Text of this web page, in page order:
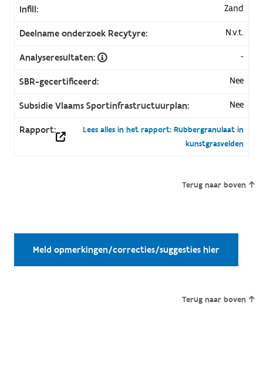
Infill: Zand
Deelname onderzoek Recytyre: N.v.t.
Analyseresultaten: -
SBR-gecertificeerd: Nee
Subsidie Vlaams Sportinfrastructuurplan: Nee
Rapport:
Lees alles in het rapport: Rubbergranulaat in
kunstgrasvelden
Terug naar boven
Meld opmerkingen/correcties/suggesties hier
Terug naar boven